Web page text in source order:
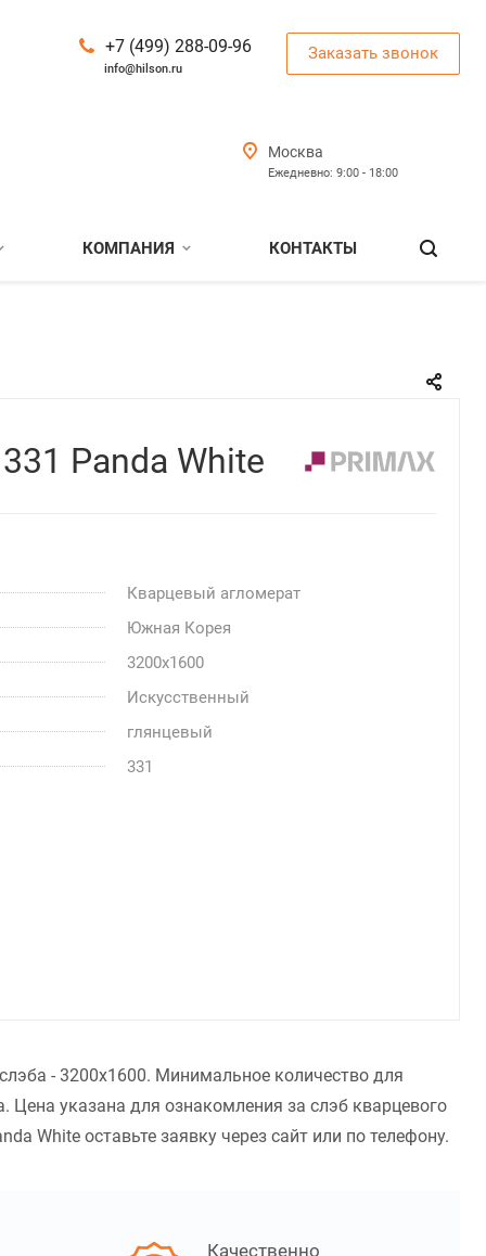
+7 (499) 288-09-96
info@hilson.ru
Заказать звонок
Москва
Ежедневно: 9:00 - 18:00
КОМПАНИЯ КОНТАКТЫ
Panda White
Кварцевый агломерат
Южная Корея
3200x1600
Искусственный
глянцевый
331
- 3200x1600. Минимальное количество для
указана для ознакомления за слэб кварцевого
White оставьте заявку через сайт или по телефону.
Качественно